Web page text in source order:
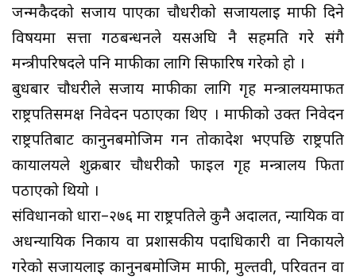
जन्मकैदको सजाय पाएका चौधरीको सजायलाई माफी दिने
विषयमा सत्ता गठबन्धनले यसअघि नै सहमति गरे संगै
मन्त्रीपरिषदले पनि माफीका लागि सिफारिष गरेको हो ।
बुधबार चौधरीले सजाय माफीका लागि गृह मन्त्रालयमार्फत
राष्ट्रपतिसमक्ष निवेदन पठाएका थिए । माफीको उक्त निवेदन
राष्ट्रपतिबाट कानुनबमोजिम गर्न तोकादेश भएपछि राष्ट्रपति
कार्यालयले शुक्रबार चौधरीकोे फाइल गृह मन्त्रालय फिर्ता
पठाएको थियो ।
संविधानको धारा–२७६ मा राष्ट्रपतिले कुनै अदालत, न्यायिक वा
अर्धन्यायिक निकाय वा प्रशासकीय पदाधिकारी वा निकायले
गरेको सजायलाई कानुनबमोजिम माफी, मुल्तवी, परिवर्तन वा